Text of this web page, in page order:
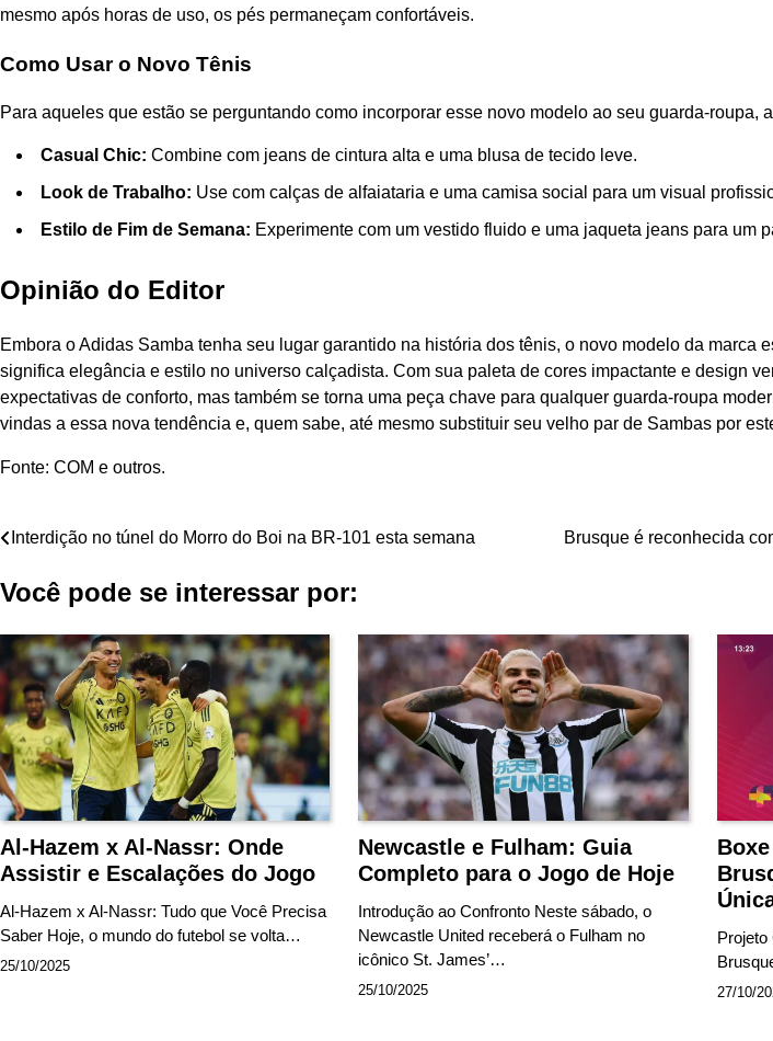
mesmo após horas de uso, os pés permaneçam confortáveis.
Como Usar o Novo Tênis
Para aqueles que estão se perguntando como incorporar esse novo modelo ao seu guarda-roupa,
Casual Chic: Combine com jeans de cintura alta e uma blusa de tecido leve.
Look de Trabalho: Use com calças de alfaiataria e uma camisa social para um visual
Estilo de Fim de Semana: Experimente com um vestido fluido e uma jaqueta jeans para um
Opinião do Editor
Embora o Adidas Samba tenha seu lugar garantido na história dos tênis, o novo modelo da marca
significa elegância e estilo no universo calçadista. Com sua paleta de cores impactante e design
expectativas de conforto, mas também se torna uma peça chave para qualquer guarda-roupa
vindas a essa nova tendência e, quem sabe, até mesmo substituir seu velho par de Sambas por
Fonte: COM e outros.
Navegação
de
Interdição no túnel do Morro do Boi na BR-101 esta semana Brusque é reconhecida
Você pode se interessar por:
Al-Hazem x Al-Nassr: Onde
Assistir e Escalações do Jogo
Al-Hazem x Al-Nassr: Tudo que Você Precisa
Saber Hoje, o mundo do futebol se volta…
25/10/2025
Newcastle e Fulham: Guia
Completo para o Jogo de Hoje
Introdução ao Confronto Neste sábado, o
Newcastle United receberá o Fulham no
icônico St. James’…
25/10/2025
Projeto
27/10/